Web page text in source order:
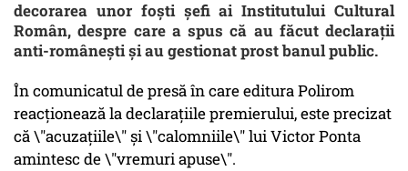
decorarea unor foști șefi ai Institutului Cultural
Român, despre care a spus că au făcut declarații
anti-românești și au gestionat prost banul public.
În comunicatul de presă în care editura Polirom
reacționează la declarațiile premierului, este precizat
că \"acuzațiile\" și \"calomniile\" lui Victor Ponta
amintesc de \"vremuri apuse\".